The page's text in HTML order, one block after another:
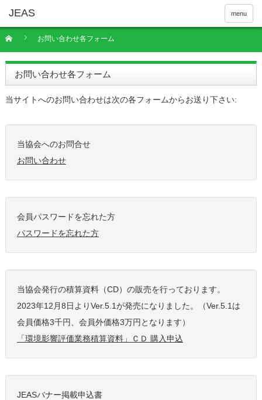
menu
お問い合わせ各フォーム
お問い合わせ各フォーム
当サイトへのお問い合わせは次の各フォームからお送り下さい:
当協会へのお問合せ
お問い合わせ
会員パスワードを忘れた方
パスワードを忘れた方
当協会発行の積算資料（CD）の販売を行っております。
2023年12月8日よりVer.5.1が発売になりました。（Ver.5.1は
会員価格3千円、会員外価格3万円となります）
「環境影響評価業務積算資料」ＣＤ 購入申込
JEASバナー掲載申込書